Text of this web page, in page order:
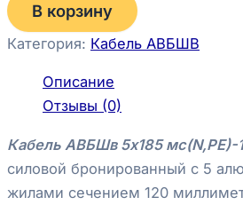
В корзину
Категория: Кабель АВБШВ
Описание
Отзывы (0)
Кабель АВБШв 5х185 мс(N,PE)-
силовой бронированный с 5
жилами сечением 120